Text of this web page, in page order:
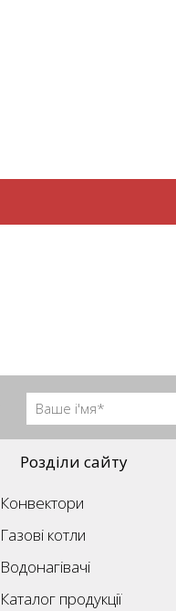
Розділи сайту
Конвектори
Газові котли
Водонагівачі
Каталог продукції